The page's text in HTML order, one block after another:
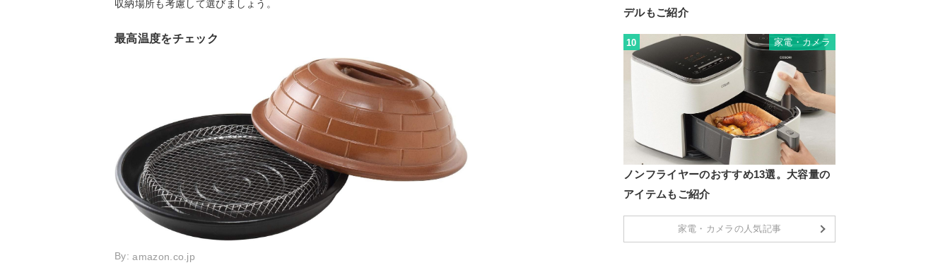
収納場所も考慮して選びましょう。
最高温度をチェック
By:amazon.co.jp
デルもご紹介
10 家電・カメラ
ノンフライヤーのおすすめ13選。大容量の
アイテムもご紹介
家電・カメラの人気記事